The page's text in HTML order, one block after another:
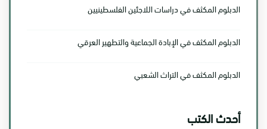
الدبلوم المكثف في دراسات اللاجئين الفلسطينيين
الدبلوم المكثف في الإبادة الجماعية والتطهير العرقي
الدبلوم المكثف في التراث الشعبي
أحدث الكتب